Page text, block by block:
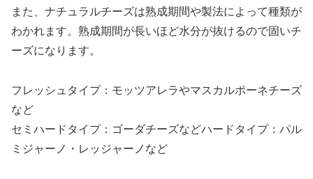
また、ナチュラルチーズは熟成期間や製法によって種類が
わかれます。熟成期間が長いほど水分が抜けるので固いチ
ーズになります。
フレッシュタイプ：モッツアレラやマスカルポーネチーズ
など
セミハードタイプ：ゴーダチーズなどハードタイプ：パル
ミジャーノ・レッジャーノなど